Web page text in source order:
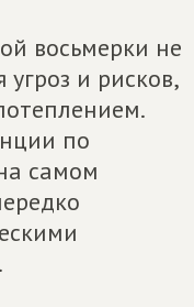
восьмерки не
и рисков,
по
самом